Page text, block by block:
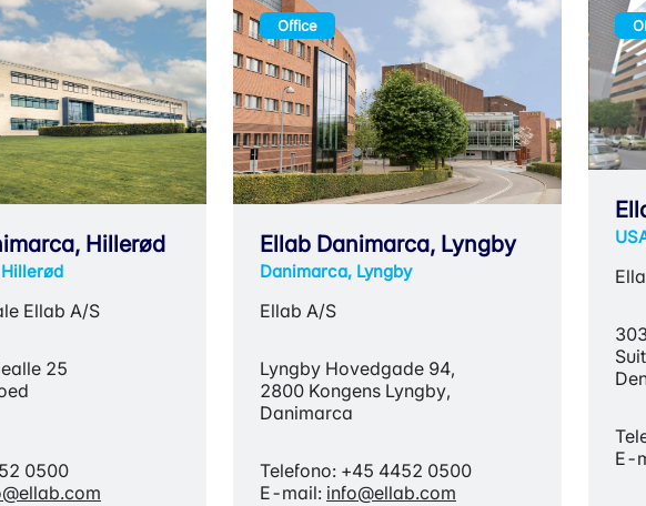
Hillerød
Ellab A/S
25
0500
Office
Ellab Danimarca, Lyngby
Danimarca, Lyngby
Ellab A/S
Lyngby Hovedgade 94,
2800 Kongens Lyngby,
Danimarca
Telefono: +45 4452 0500
E-mail: info@ellab.com
E-